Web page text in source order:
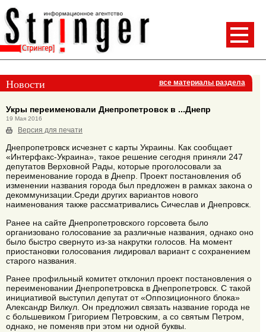
Новости все материалы раздела
Укры переименовали Днепропетровск в ...Днепр
19 Мая 2016
Версия для печати
Днепропетровск исчезнет с карты Украины. Как сообщает
«Интерфакс-Украина», такое решение сегодня приняли 247
депутатов Верховной Рады, которые проголосовали за
переименование города в Днепр. Проект постановления об
изменении названия города был предложен в рамках закона о
декоммунизации.Среди других вариантов нового
наименования также рассматривались Сичеслав и Днепровск.
Ранее на сайте Днепропетровского горсовета было
организовано голосование за различные названия, однако оно
было быстро свернуто из-за накрутки голосов. На момент
приостановки голосования лидировал вариант с сохранением
старого названия.
Ранее профильный комитет отклонил проект постановления о
переименовании Днепропетровска в Днепропетровск. С такой
инициативой выступил депутат от «Оппозиционного блока»
Александр Вилкул. Он предложил связать название города не
с большевиком Григорием Петровским, а со святым Петром,
однако, не поменяв при этом ни одной буквы.